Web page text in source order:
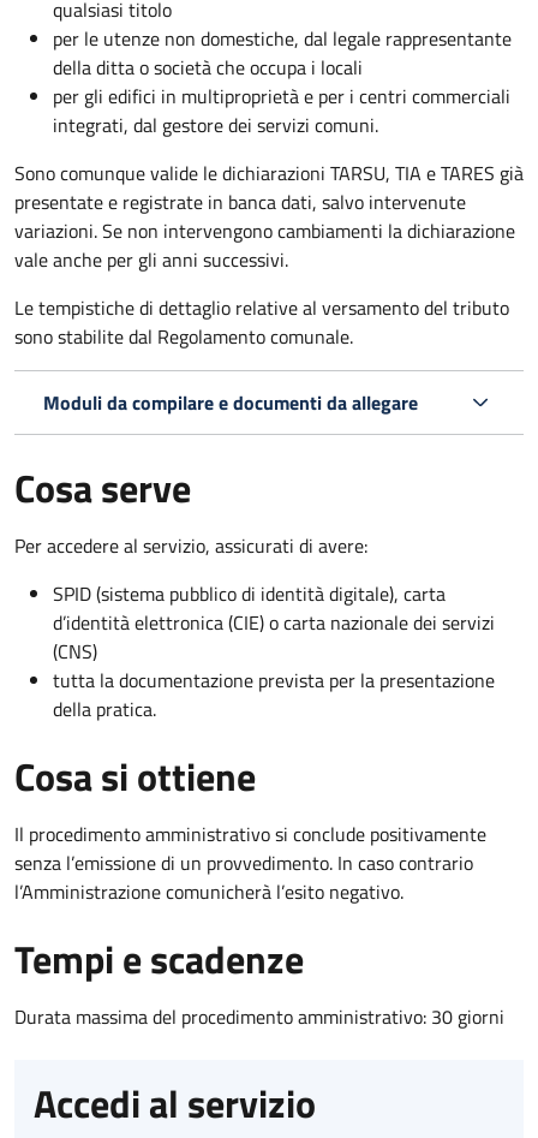
qualsiasi titolo
per le utenze non domestiche, dal legale rappresentante
della ditta o società che occupa i locali
per gli edifici in multiproprietà e per i centri commerciali
integrati, dal gestore dei servizi comuni.
Sono comunque valide le dichiarazioni TARSU, TIA e TARES già
presentate e registrate in banca dati, salvo intervenute
variazioni. Se non intervengono cambiamenti la dichiarazione
vale anche per gli anni successivi.
Le tempistiche di dettaglio relative al versamento del tributo
sono stabilite dal Regolamento comunale.
Moduli da compilare e documenti da allegare
Cosa serve
Per accedere al servizio, assicurati di avere:
SPID (sistema pubblico di identità digitale), carta
d’identità elettronica (CIE) o carta nazionale dei servizi
(CNS)
tutta la documentazione prevista per la presentazione
della pratica.
Cosa si ottiene
Il procedimento amministrativo si conclude positivamente
senza l’emissione di un provvedimento. In caso contrario
l’Amministrazione comunicherà l’esito negativo.
Tempi e scadenze
Durata massima del procedimento amministrativo: 30 giorni
Accedi al servizio